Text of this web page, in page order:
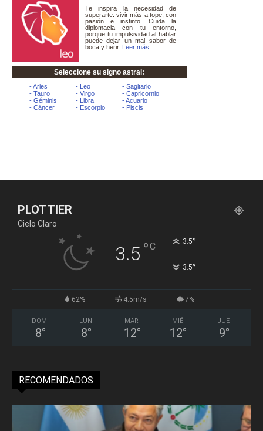
PLOTTIER
Cielo Claro
3.5 °C 3.5°
3.5°
62% 4.5m/s 7%
DOM
8°
LUN
8°
MAR
12°
MIÉ
12°
JUE
9°
RECOMENDADOS